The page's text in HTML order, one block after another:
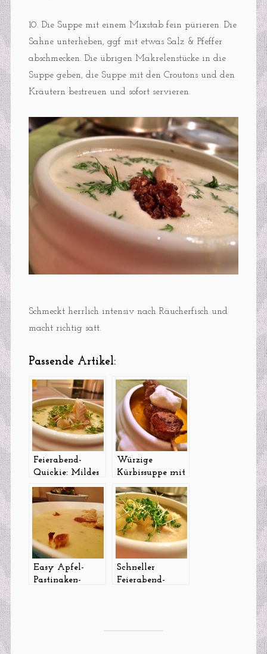
10. Die Suppe mit einem Mixstab fein pürieren. Die
Sahne unterheben, ggf mit etwas Salz & Pfeffer
abschmecken. Die übrigen Makrelenstücke in die
Suppe geben, die Suppe mit den Croutons und den
Kräutern bestreuen und sofort servieren.
Schmeckt herrlich intensiv nach Räucherfisch und
macht richtig satt.
Passende Artikel:
Feierabend-
Quickie: Mildes
Süppchen mit
Räucherfisch
Würzige
Kürbissuppe mit
Garam-Masala-
Lammspießen
Easy Apfel-
Pastinaken-
Schneller
Feierabend-